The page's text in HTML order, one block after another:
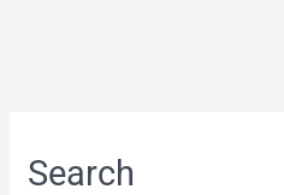
Search